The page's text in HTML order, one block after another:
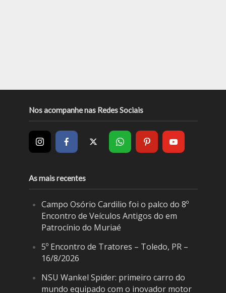
Nos acompanhe nas Redes Sociais
As mais recentes
Campo Osório Cardilio foi o palco do 8º
Encontro de Veículos Antigos do em
Patrocínio do Muriaé
5º Encontro de Tratores – Toledo, PR –
16/8/2026
NSU Wankel Spider: primeiro carro do
mundo equipado com o inovador motor